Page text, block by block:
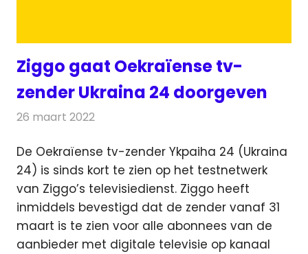
Ziggo gaat Oekraïense tv-
zender Ukraina 24 doorgeven
26 maart 2022
De Oekraïense tv-zender Ykpaiha 24 (Ukraina
24) is sinds kort te zien op het testnetwerk
van Ziggo’s televisiedienst. Ziggo heeft
inmiddels bevestigd dat de zender vanaf 31
maart is te zien voor alle abonnees van de
aanbieder met digitale televisie op kanaal